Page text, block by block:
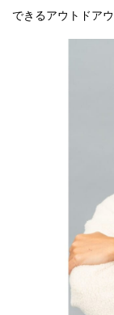
できるアウトドア